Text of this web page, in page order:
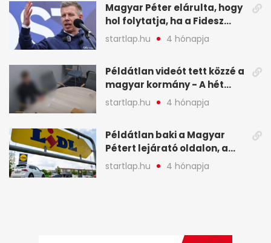
Magyar Péter elárulta, hogy
hol folytatja, ha a Fidesz
nyeri a választást - A hét
legfontosabb hírei
startlap.hu 4 hónapja
Példátlan videót tett közzé a
magyar kormány - A hét
legfontosabb hírei
képekben
startlap.hu 4 hónapja
Példátlan baki a Magyar
Pétert lejárató oldalon, a
Lidlnek azonnal lépnie
kellett - A hét legfontosabb
startlap.hu 4 hónapja